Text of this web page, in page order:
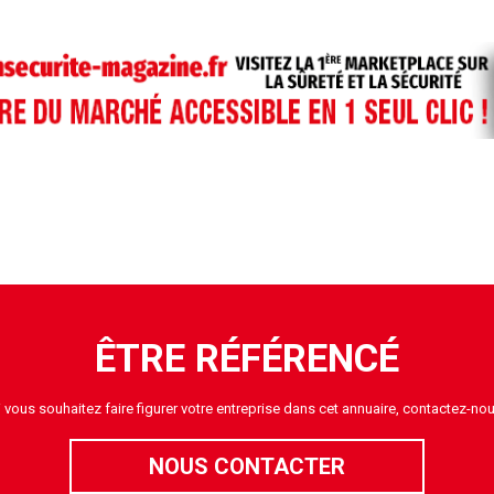
ÊTRE RÉFÉRENCÉ
vous souhaitez faire figurer votre entreprise dans cet annuaire, contactez-
NOUS CONTACTER